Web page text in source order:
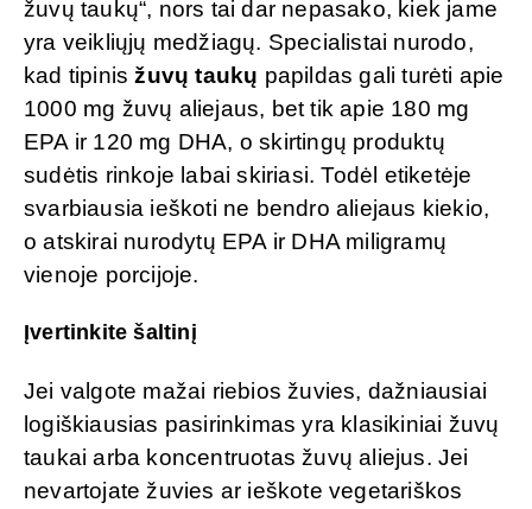
žuvų taukų“, nors tai dar nepasako, kiek jame
yra veikliųjų medžiagų. Specialistai nurodo,
kad tipinisžuvų taukų papildas gali turėti apie
1000 mg žuvų aliejaus, bet tik apie 180 mg
EPA ir 120 mg DHA, o skirtingų produktų
sudėtis rinkoje labai skiriasi. Todėl etiketėje
svarbiausia ieškoti ne bendro aliejaus kiekio,
o atskirai nurodytų EPA ir DHA miligramų
vienoje porcijoje.
Įvertinkite šaltinį
Jei valgote mažai riebios žuvies, dažniausiai
logiškiausias pasirinkimas yra klasikiniai žuvų
taukai arba koncentruotas žuvų aliejus. Jei
nevartojate žuvies ar ieškote vegetariškos